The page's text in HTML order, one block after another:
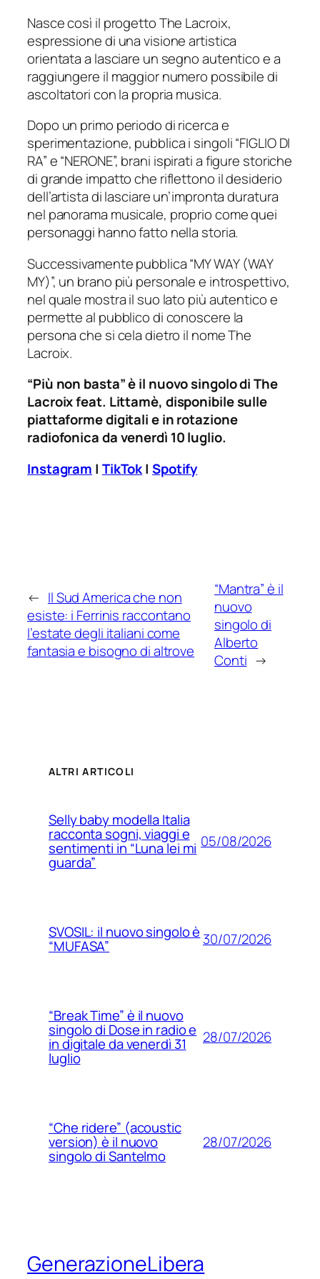
Nasce così il progetto The Lacroix,
espressione di una visione artistica
orientata a lasciare un segno autentico e a
raggiungere il maggior numero possibile di
ascoltatori con la propria musica.
Dopo un primo periodo di ricerca e
sperimentazione, pubblica i singoli “FIGLIO DI
RA” e “NERONE”, brani ispirati a figure storiche
di grande impatto che riflettono il desiderio
dell’artista di lasciare un’impronta duratura
nel panorama musicale, proprio come quei
personaggi hanno fatto nella storia.
Successivamente pubblica “MY WAY (WAY
MY)”, un brano più personale e introspettivo,
nel quale mostra il suo lato più autentico e
permette al pubblico di conoscere la
persona che si cela dietro il nome The
Lacroix.
“Più non basta” è il nuovo singolo di The
Lacroixfeat. Littamè, disponibile sulle
piattaforme digitali e in rotazione
radiofonica da venerdì 10 luglio.
Instagram | TikTok| Spotify
← Il Sud America che non
esiste: i Ferrinis raccontano
l’estate degli italiani come
fantasia e bisogno di altrove
“Mantra” è il
nuovo
singolo di
Alberto
Conti →
ALTRI ARTICOLI
Selly baby modella Italia
racconta sogni, viaggi e
sentimenti in “Luna lei mi
guarda”
05/08/2026
SVOSIL: il nuovo singolo è
“MUFASA” 30/07/2026
“Break Time” è il nuovo
singolo di Dose in radio e
in digitale da venerdì 31
luglio
28/07/2026
“Che ridere” (acoustic
version) è il nuovo
singolo di Santelmo
28/07/2026
GenerazioneLibera